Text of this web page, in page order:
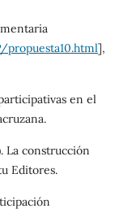
],
en el
La construcción
Editores.